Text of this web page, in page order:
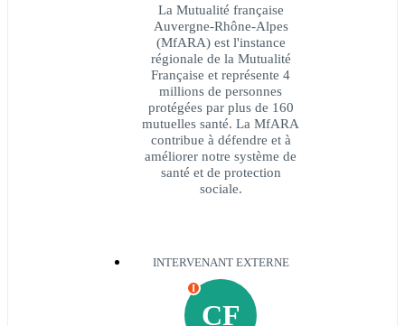
La Mutualité française
Auvergne-Rhône-Alpes
(MfARA) est l'instance
régionale de la Mutualité
Française et représente 4
millions de personnes
protégées par plus de 160
mutuelles santé. La MfARA
contribue à défendre et à
améliorer notre système de
santé et de protection
sociale.
INTERVENANT EXTERNE
CF
I